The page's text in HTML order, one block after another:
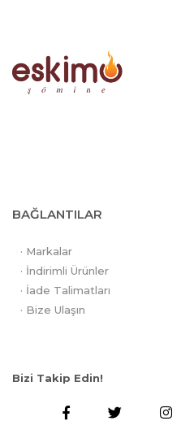
BAĞLANTILAR
· Markalar
· İndirimli Ürünler
· İade Talimatları
· Bize Ulaşın
Bizi Takip Edin!